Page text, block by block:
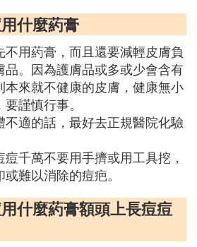
什麼葯膏
用葯膏，而且還要減輕皮膚負
。因為護膚品或多或少會含有
來就不健康的皮膚，健康無小
謹慎行事。
適的話，最好去正規醫院化驗
千萬不要用手擠或用工具挖，
難以消除的痘疤。
什麼葯膏額頭上長痘痘